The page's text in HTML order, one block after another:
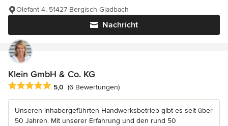
Nachricht
Olefant 4, 51427 Bergisch Gladbach
Klein GmbH & Co. KG
Durchschnittliche Bewertung: 5 von 5 Sternen
5,0 (6 Bewertungen)
Unseren inhabergeführten Handwerksbetrieb gibt es seit über
50 Jahren. Mit unserer Erfahrung und den rund 50